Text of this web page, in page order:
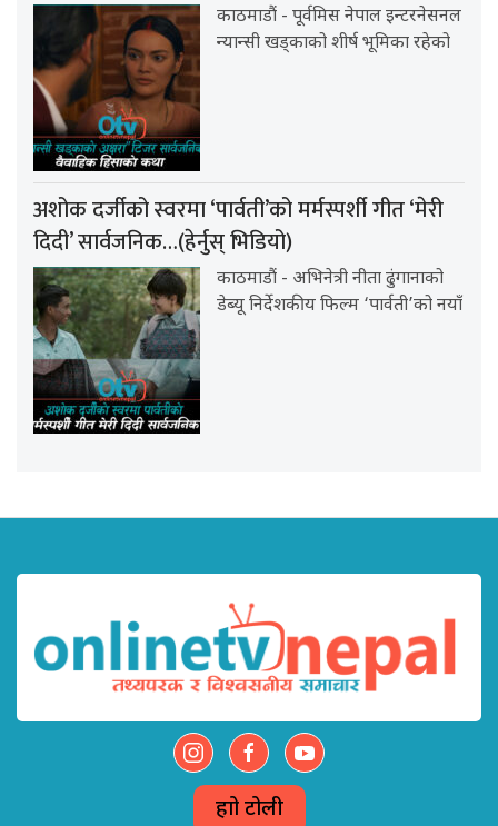
काठमाडौं - पूर्वमिस नेपाल इन्टरनेसनल
न्यान्सी खड्काको शीर्ष भूमिका रहेको
अशोक दर्जीको स्वरमा ‘पार्वती’को मर्मस्पर्शी गीत ‘मेरी
दिदी’ सार्वजनिक…(हेर्नुस् भिडियो)
काठमाडौं - अभिनेत्री नीता ढुंगानाको
डेब्यू निर्देशकीय फिल्म ‘पार्वती’को नयाँ
हाम्रो टोली